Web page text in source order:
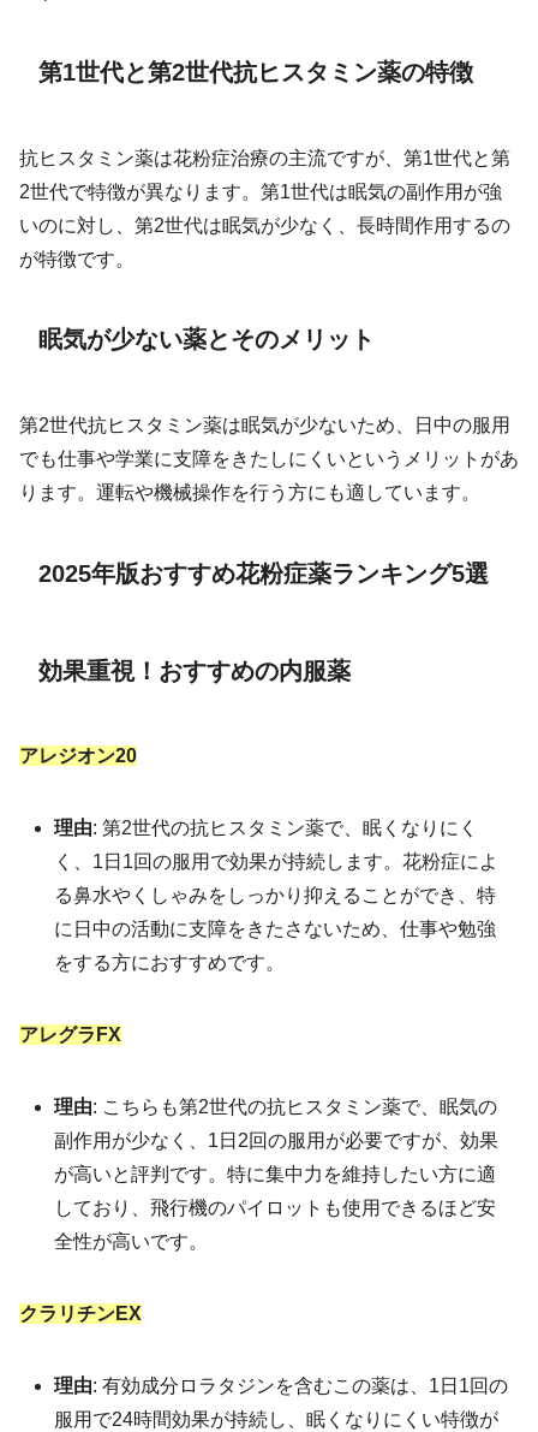
第1世代と第2世代抗ヒスタミン薬の特徴
抗ヒスタミン薬は花粉症治療の主流ですが、第1世代と第
2世代で特徴が異なります。第1世代は眠気の副作用が強
いのに対し、第2世代は眠気が少なく、長時間作用するの
が特徴です。
眠気が少ない薬とそのメリット
第2世代抗ヒスタミン薬は眠気が少ないため、日中の服用
でも仕事や学業に支障をきたしにくいというメリットがあ
ります。運転や機械操作を行う方にも適しています。
2025年版おすすめ花粉症薬ランキング5選
効果重視！おすすめの内服薬
アレジオン20
理由: 第2世代の抗ヒスタミン薬で、眠くなりにく
く、1日1回の服用で効果が持続します。花粉症によ
る鼻水やくしゃみをしっかり抑えることができ、特
に日中の活動に支障をきたさないため、仕事や勉強
をする方におすすめです。
アレグラFX
理由: こちらも第2世代の抗ヒスタミン薬で、眠気の
副作用が少なく、1日2回の服用が必要ですが、効果
が高いと評判です。特に集中力を維持したい方に適
しており、飛行機のパイロットも使用できるほど安
全性が高いです。
クラリチンEX
理由: 有効成分ロラタジンを含むこの薬は、1日1回の
服用で24時間効果が持続し、眠くなりにくい特徴が